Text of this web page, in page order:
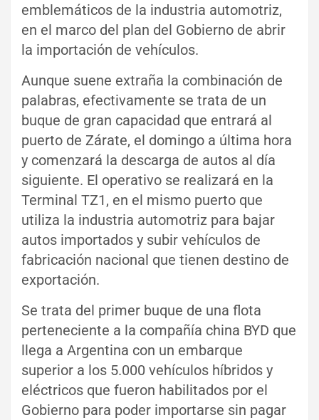
emblemáticos de la industria automotriz,
en el marco del plan del Gobierno de abrir
la importación de vehículos.
Aunque suene extraña la combinación de
palabras, efectivamente se trata de un
buque de gran capacidad que entrará al
puerto de Zárate, el domingo a última hora
y comenzará la descarga de autos al día
siguiente. El operativo se realizará en la
Terminal TZ1, en el mismo puerto que
utiliza la industria automotriz para bajar
autos importados y subir vehículos de
fabricación nacional que tienen destino de
exportación.
Se trata del primer buque de una flota
perteneciente a la compañía china BYD que
llega a Argentina con un embarque
superior a los 5.000 vehículos híbridos y
eléctricos que fueron habilitados por el
Gobierno para poder importarse sin pagar